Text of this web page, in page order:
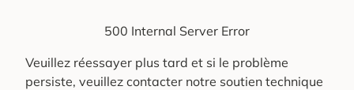
500 Internal Server Error
Veuillez réessayer plus tard et si le problème
persiste, veuillez contacter notre soutien technique